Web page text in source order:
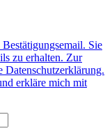
Sie
zu erhalten. Zur
Datenschutzerklärung.
erkläre mich mit